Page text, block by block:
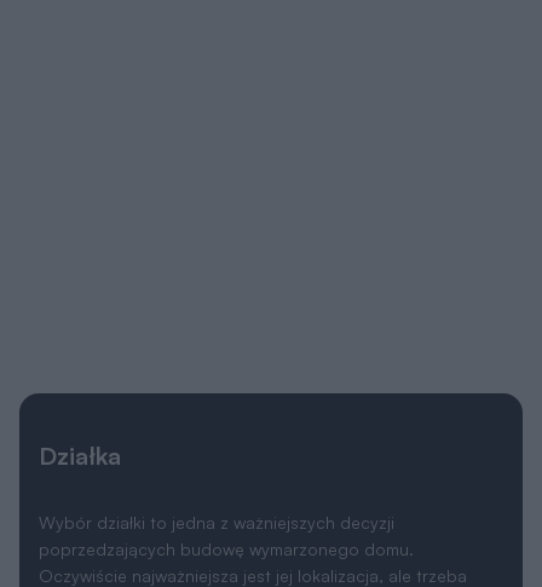
Działka
Wybór działki to jedna z ważniejszych decyzji
poprzedzających budowę wymarzonego domu.
Oczywiście najważniejsza jest jej lokalizacja, ale trzeba